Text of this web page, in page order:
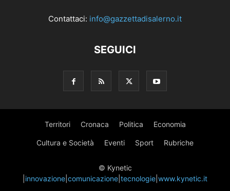
Contattaci: info@gazzettadisalerno.it
SEGUICI
Territori Cronaca Politica Economia
Cultura e Società Eventi Sport Rubriche
© Kynetic
innovazione comunicazione tecnologie www.kynetic.it